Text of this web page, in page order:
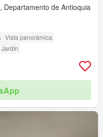
Departamento de Antioquia
Vista panorámica
Jardín